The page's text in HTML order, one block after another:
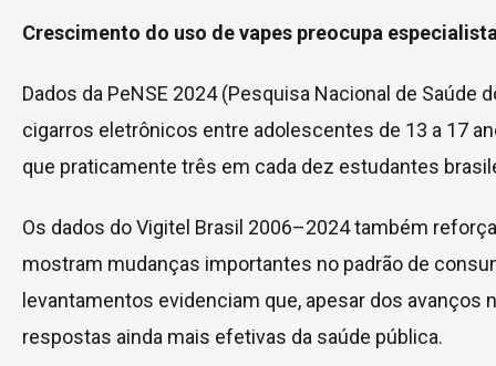
Crescimento do uso de vapes preocupa
Dados da PeNSE 2024 (Pesquisa Nacional de
cigarros eletrônicos entre adolescentes de 13 a 17
que praticamente três em cada dez estudantes
Os dados do Vigitel Brasil 2006–2024 também
mostram mudanças importantes no padrão de
levantamentos evidenciam que, apesar dos
respostas ainda mais efetivas da saúde pública.